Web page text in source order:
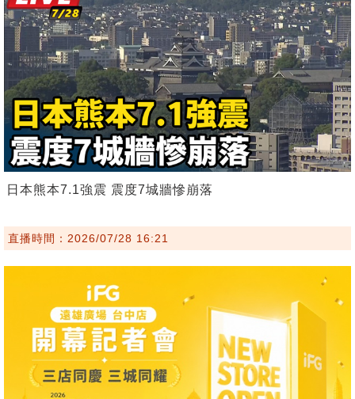
日本熊本7.1強震 震度7城牆慘崩落
直播時間：2026/07/28 16:21